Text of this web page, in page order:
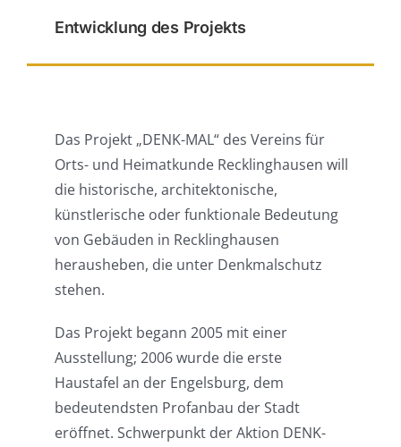
Entwicklung des Projekts
Das Projekt „DENK-MAL“ des Vereins für
Orts- und Heimatkunde Recklinghausen will
die historische, architektonische,
künstlerische oder funktionale Bedeutung
von Gebäuden in Recklinghausen
herausheben, die unter Denkmalschutz
stehen.
Das Projekt begann 2005 mit einer
Ausstellung; 2006 wurde die erste
Haustafel an der Engelsburg, dem
bedeutendsten Profanbau der Stadt
eröffnet. Schwerpunkt der Aktion DENK-